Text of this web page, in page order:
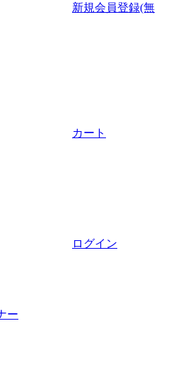
新規会員登録(無
カート
ログイン
ー